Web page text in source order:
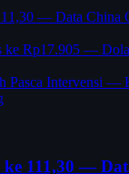
— Data China
ke Rp17.905 —
Pasca Intervensi —
111,30 —